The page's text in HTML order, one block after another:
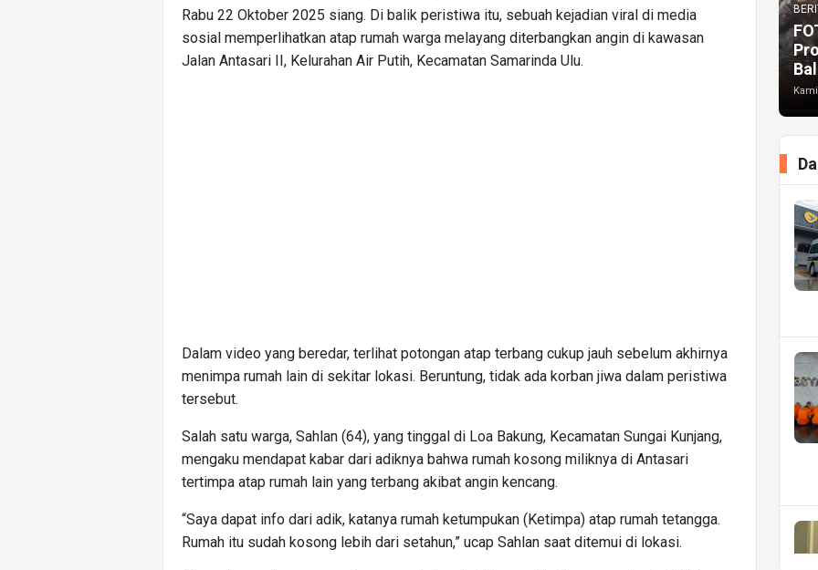
Rabu 22 Oktober 2025 siang. Di balik peristiwa itu, sebuah kejadian viral di media
sosial memperlihatkan atap rumah warga melayang diterbangkan angin di kawasan
Jalan Antasari II, Kelurahan Air Putih, Kecamatan Samarinda Ulu.
Dalam video yang beredar, terlihat potongan atap terbang cukup jauh sebelum akhirnya
menimpa rumah lain di sekitar lokasi. Beruntung, tidak ada korban jiwa dalam peristiwa
tersebut.
Salah satu warga, Sahlan (64), yang tinggal di Loa Bakung, Kecamatan Sungai Kunjang,
mengaku mendapat kabar dari adiknya bahwa rumah kosong miliknya di Antasari
tertimpa atap rumah lain yang terbang akibat angin kencang.
“Saya dapat info dari adik, katanya rumah ketumpukan (Ketimpa) atap rumah tetangga.
Rumah itu sudah kosong lebih dari setahun,” ucap Sahlan saat ditemui di lokasi.